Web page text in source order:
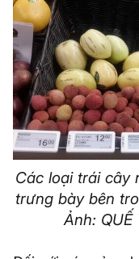
Các loại trái cây
trưng bày bên
Ảnh: QUẾ